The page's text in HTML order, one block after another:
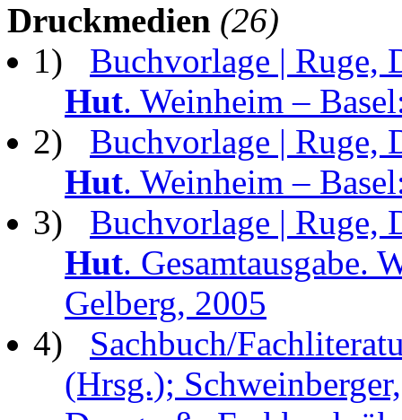
Druckmedien (26)
1) Buchvorlage | Ruge,
Hut. Weinheim –
2) Buchvorlage | Ruge,
Hut. Weinheim –
3) Buchvorlage | Ruge,
Hut. Gesamtausgabe.
Gelberg, 2005
4) Sachbuch/
(Hrsg.);